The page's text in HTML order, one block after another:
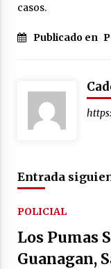
casos.
Publicado en
Entrada
POLICIAL
Los Pumas
Guanagan,